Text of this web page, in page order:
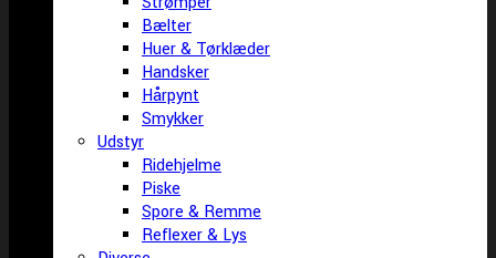
Bælter
Huer & Tørklæder
Handsker
Hårpynt
Smykker
Udstyr
Ridehjelme
Piske
Spore & Remme
Reflexer & Lys